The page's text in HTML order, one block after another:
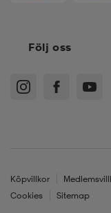
Följ oss
Köpvillkor
Cookies
Sitemap